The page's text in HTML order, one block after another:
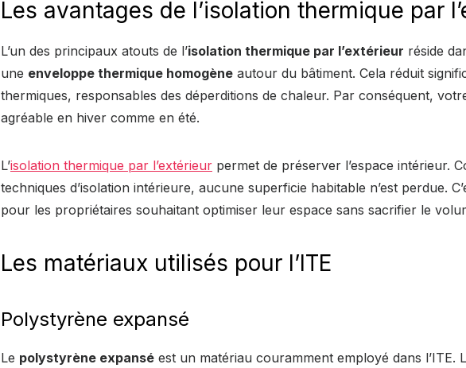
Les avantages de l’isolation thermique par
L’un des principaux atouts de l’isolation thermique par l’extérieur réside
une enveloppe thermique homogène autour du bâtiment. Cela réduit
thermiques, responsables des déperditions de chaleur. Par conséquent,
agréable en hiver comme en été.
L’isolation thermique par l’extérieur permet de préserver l’espace intérieur.
techniques d’isolation intérieure, aucune superficie habitable n’est perdue.
pour les propriétaires souhaitant optimiser leur espace sans sacrifier le
Les matériaux utilisés pour l’ITE
Polystyrène expansé
Le polystyrène expansé est un matériau couramment employé dans l’ITE.